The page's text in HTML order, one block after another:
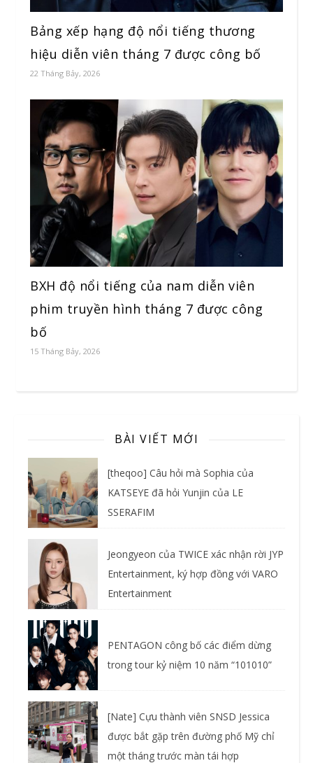
Bảng xếp hạng độ nổi tiếng thương
hiệu diễn viên tháng 7 được công bố
22 Tháng Bảy, 2026
BXH độ nổi tiếng của nam diễn viên
phim truyền hình tháng 7 được công
bố
15 Tháng Bảy, 2026
BÀI VIẾT MỚI
[theqoo] Câu hỏi mà Sophia của
KATSEYE đã hỏi Yunjin của LE
SSERAFIM
Jeongyeon của TWICE xác nhận rời JYP
Entertainment, ký hợp đồng với VARO
Entertainment
PENTAGON công bố các điểm dừng
trong tour kỷ niệm 10 năm “101010”
[Nate] Cựu thành viên SNSD Jessica
được bắt gặp trên đường phố Mỹ chỉ
một tháng trước màn tái hợp